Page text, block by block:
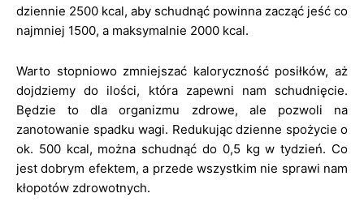
dziennie 2500 kcal, aby schudnąć powinna zacząć jeść co
najmniej 1500, a maksymalnie 2000 kcal.
Warto stopniowo zmniejszać kaloryczność posiłków, aż
dojdziemy do ilości, która zapewni nam schudnięcie.
Będzie to dla organizmu zdrowe, ale pozwoli na
zanotowanie spadku wagi. Redukując dzienne spożycie o
ok. 500 kcal, można schudnąć do 0,5 kg w tydzień. Co
jest dobrym efektem, a przede wszystkim nie sprawi nam
kłopotów zdrowotnych.